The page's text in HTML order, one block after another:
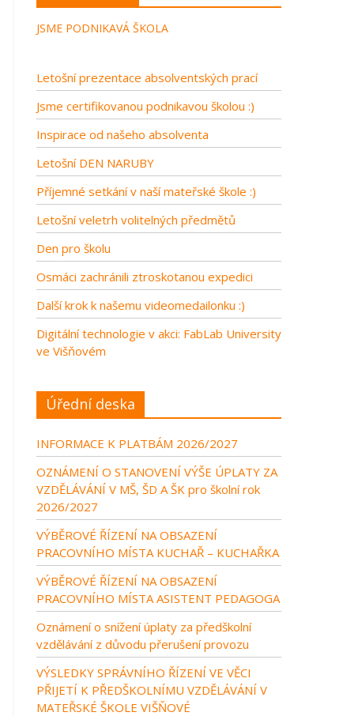
JSME PODNIKAVÁ ŠKOLA
Letošní prezentace absolventských prací
Jsme certifikovanou podnikavou školou :)
Inspirace od našeho absolventa
Letošní DEN NARUBY
Příjemné setkání v naší mateřské škole :)
Letošní veletrh volitelných předmětů
Den pro školu
Osmáci zachránili ztroskotanou expedici
Další krok k našemu videomedailonku :)
Digitální technologie v akci: FabLab University
ve Višňovém
Úřední deska
INFORMACE K PLATBÁM 2026/2027
OZNÁMENÍ O STANOVENÍ VÝŠE ÚPLATY ZA
VZDĚLÁVÁNÍ V MŠ, ŠD A ŠK pro školní rok
2026/2027
VÝBĚROVÉ ŘÍZENÍ NA OBSAZENÍ
PRACOVNÍHO MÍSTA KUCHAŘ – KUCHAŘKA
VÝBĚROVÉ ŘÍZENÍ NA OBSAZENÍ
PRACOVNÍHO MÍSTA ASISTENT PEDAGOGA
Oznámení o snížení úplaty za předškolní
vzdělávání z důvodu přerušení provozu
VÝSLEDKY SPRÁVNÍHO ŘÍZENÍ VE VĚCI
PŘIJETÍ K PŘEDŠKOLNÍMU VZDĚLÁVÁNÍ V
MATEŘSKÉ ŠKOLE VIŠŇOVÉ